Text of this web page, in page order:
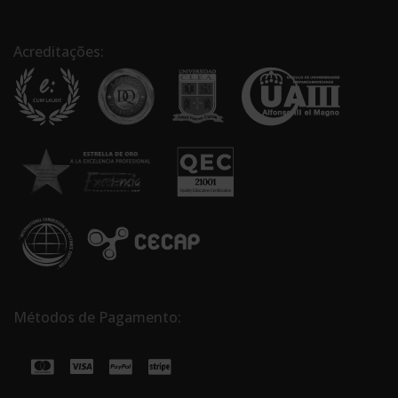
Acreditações:
Métodos de Pagamento: